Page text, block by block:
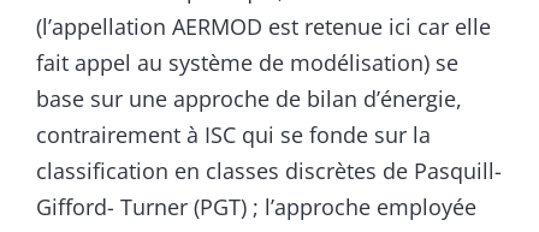
(l’appellation AERMOD est retenue ici car elle
fait appel au système de modélisation) se
base sur une approche de bilan d’énergie,
contrairement à ISC qui se fonde sur la
classification en classes discrètes de Pasquill-
Gifford- Turner (PGT) ; l’approche employée